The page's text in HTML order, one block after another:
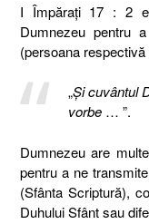
I Împăraţi 17 : 2
Dumnezeu pentru
(persoana
„Şi cuvântul
vorbe… ”.
Dumnezeu are
pentru a ne
(Sfânta Scriptură),
Duhului Sfânt sau